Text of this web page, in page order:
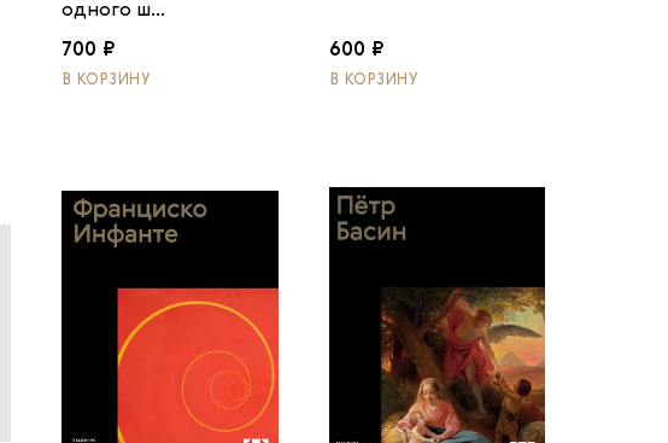
одного ш...
700 ₽
В КОРЗИНУ
600 ₽
В КОРЗИНУ